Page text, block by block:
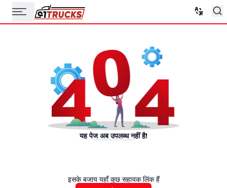
यह पेज अब उपलब्ध नहीं है!
इसके बजाय यहाँ कुछ सहायक लिंक हैं